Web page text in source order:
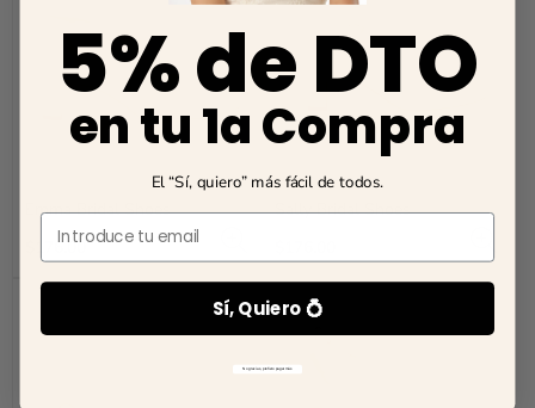
Emma Bridal Shoes
Regular
price
$176.00
Sally Bridal Shoes
price
5% de DTO
en tu 1a Compra
El “Sí, quiero” más fácil de todos.
Email
Sí, Quiero 💍
No gracias, prefiero pagar más